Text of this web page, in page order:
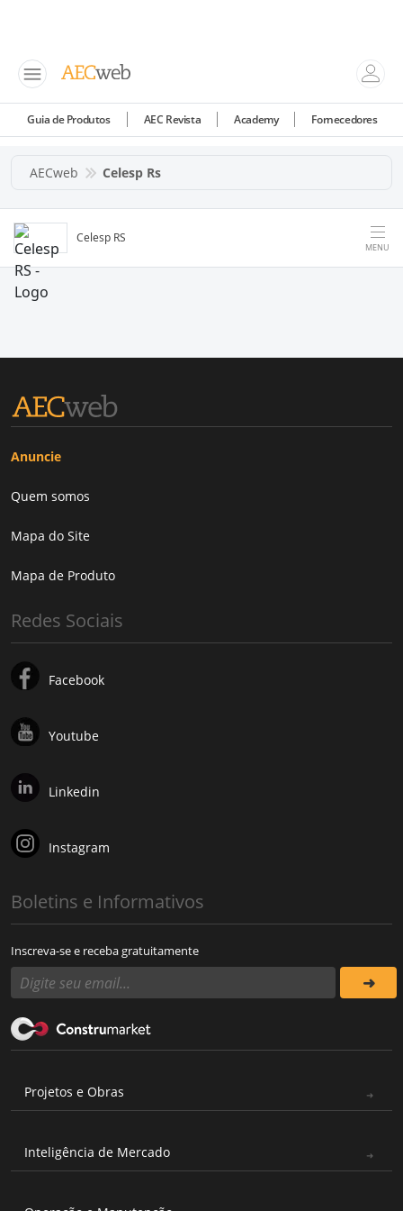
Guia de Produtos AEC Revista Academy Fornecedores
AECweb Celesp Rs
Celesp RS
MENU
Anuncie
Quem somos
Mapa do Site
Mapa de Produto
Redes Sociais
Facebook
Youtube
Linkedin
Instagram
Boletins e Informativos
Inscreva-se e receba gratuitamente
Projetos e Obras
Inteligência de Mercado